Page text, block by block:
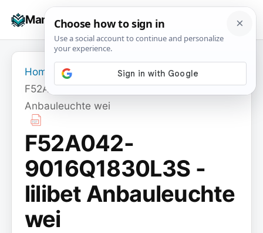
Manuals+
☰
Home
F52A042-9016Q1830L3S - lilibet
Anbauleuchte wei
F52A042-
9016Q1830L3S -
lilibet Anbauleuchte
wei